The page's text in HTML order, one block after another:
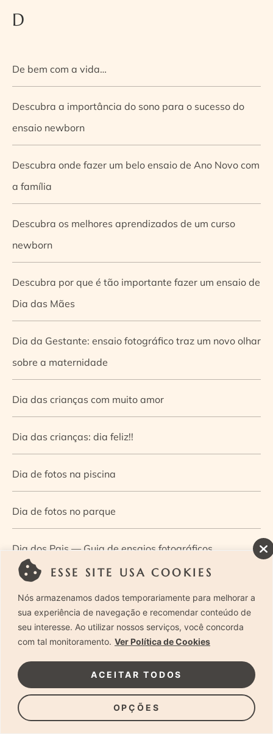
ESSE SITE USA COOKIES
Nós armazenamos dados temporariamente para melhorar a
sua experiência de navegação e recomendar conteúdo de
seu interesse. Ao utilizar nossos serviços, você concorda
com tal monitoramento. Ver Política de Cookies
OPÇÕES
ACEITAR TODOS
D
De bem com a vida…
Descubra a importância do sono para o sucesso do
ensaio newborn
Descubra onde fazer um belo ensaio de Ano Novo com
a família
Descubra os melhores aprendizados de um curso
newborn
Descubra por que é tão importante fazer um ensaio de
Dia das Mães
Dia da Gestante: ensaio fotográfico traz um novo olhar
sobre a maternidade
Dia das crianças com muito amor
Dia das crianças: dia feliz!!
Dia de fotos na piscina
Dia de fotos no parque
Dia dos Pais — Guia de ensaios fotográficos
Dia Mundial da Infância: como a fotografia ajuda a
construir a memória e a identidade da criança
Diário de uma grávida e sua pequena
Dica de especialista: como otimizar o fluxo de trabalho
no ensaio newborn?